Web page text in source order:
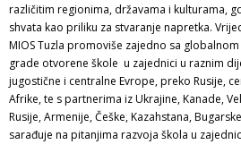
različitim regionima, državama i kulturama,
shvata kao priliku za stvaranje napretka.
MIOS Tuzla promoviše zajedno sa
grade otvorene škole u zajednici u raznim
jugostične i centralne Evrope, preko Rusije,
Afrike, te s partnerima iz Ukrajine, Kanade,
Rusije, Armenije, Češke, Kazahstana,
sarađuje na pitanjima razvoja škola u